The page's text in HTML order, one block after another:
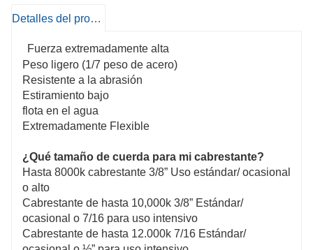
Detalles del producto
Fuerza extremadamente alta
Peso ligero (1/7 peso de acero)
Resistente a la abrasión
Estiramiento bajo
flota en el agua
Extremadamente Flexible
¿Qué tamaño de cuerda para mi cabrestante?
Hasta 8000k cabrestante 3/8” Uso estándar/ ocasional
o alto
Cabrestante de hasta 10,000k 3/8” Estándar/
ocasional o 7/16 para uso intensivo
Cabrestante de hasta 12.000k 7/16 Estándar/